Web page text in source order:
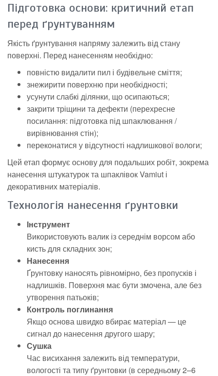
Підготовка основи: критичний етап
перед ґрунтуванням
Якість ґрунтування напряму залежить від стану
поверхні. Перед нанесенням необхідно:
повністю видалити пил і будівельне сміття;
знежирити поверхню при необхідності;
усунути слабкі ділянки, що осипаються;
закрити тріщини та дефекти (перехресне
посилання: підготовка під шпаклювання /
вирівнювання стін);
переконатися у відсутності надлишкової вологи;
Цей етап формує основу для подальших робіт, зокрема
нанесення штукатурок та шпаклівок Vamiut і
декоративних матеріалів.
Технологія нанесення ґрунтовки
Інструмент
Використовують валик із середнім ворсом або
кисть для складних зон;
Нанесення
Ґрунтовку наносять рівномірно, без пропусків і
надлишків. Поверхня має бути змочена, але без
утворення патьоків;
Контроль поглинання
Якщо основа швидко вбирає матеріал — це
сигнал до нанесення другого шару;
Сушка
Час висихання залежить від температури,
вологості та типу ґрунтовки (в середньому 2–6